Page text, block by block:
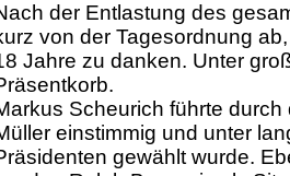
der Entlastung des
von der Tagesordnung
Jahre zu danken. Unter
Scheurich führte
einstimmig und unter
gewählt wurde.